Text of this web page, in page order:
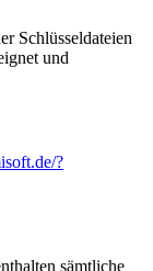
Schlüsseldateien
und
?
sämtliche